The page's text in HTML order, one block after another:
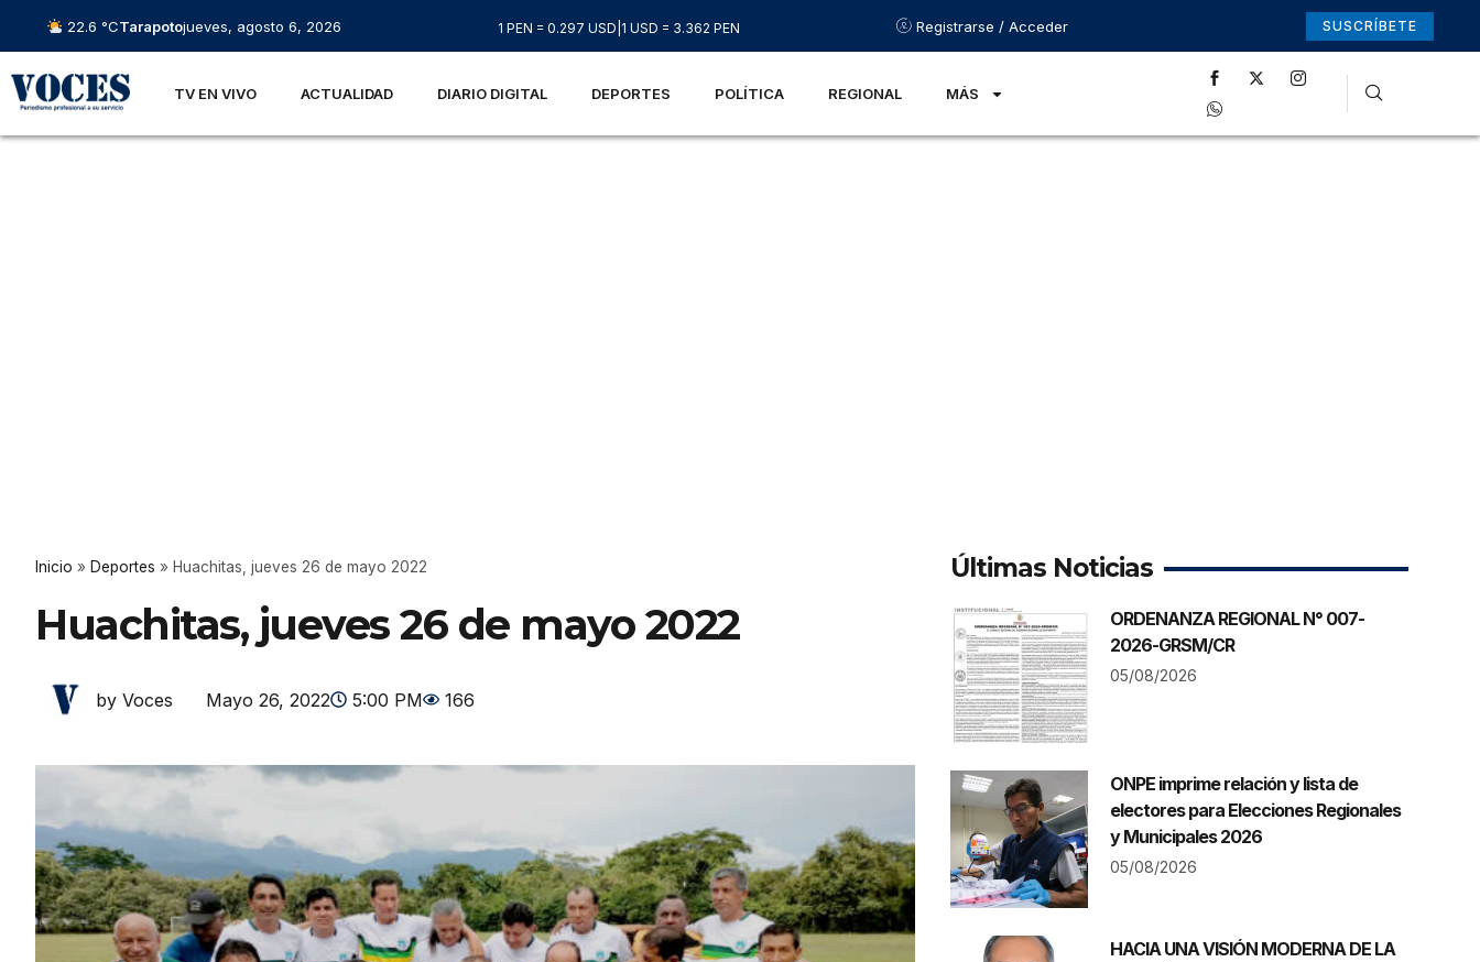
22.6 °CTarapotojueves, agosto 6, 2026 1 PEN = 0.297 USD 1 USD = 3.362 PEN Registrarse / Acceder SUSCRÍBETE
TV EN VIVO ACTUALIDAD DIARIO DIGITAL DEPORTES POLÍTICA REGIONAL MÁS
Inicio » Deportes » Huachitas, jueves 26 de mayo 2022
Huachitas, jueves 26 de mayo 2022
by Voces Mayo 26, 2022 5:00 PM 166
Últimas Noticias
ORDENANZA REGIONAL N° 007-
2026-GRSM/CR
05/08/2026
ONPE imprime relación y lista de
electores para Elecciones Regionales
y Municipales 2026
05/08/2026
HACIA UNA VISIÓN MODERNA DE LA